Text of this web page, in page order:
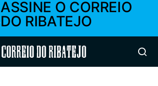
ASSINE O CORREIO
DO RIBATEJO
Correio do Ribatejo